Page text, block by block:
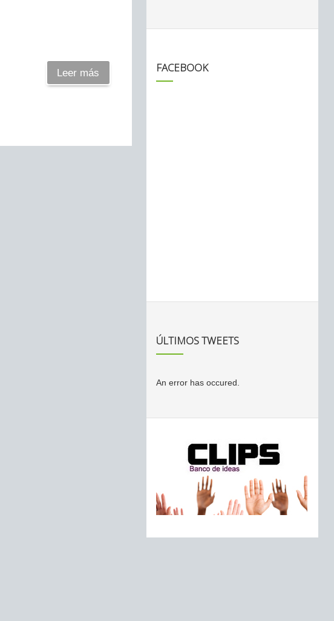
Leer más FACEBOOK
ÚLTIMOS TWEETS
An error has occured.